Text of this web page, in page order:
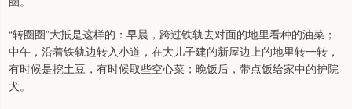
“转圈圈”大抵是这样的：早晨，跨过铁轨去对面的地里看种的油菜；
中午，沿着铁轨边转入小道，在大儿子建的新屋边上的地里转一转，
有时候是挖土豆，有时候取些空心菜；晚饭后，带点饭给家中的护院
犬。